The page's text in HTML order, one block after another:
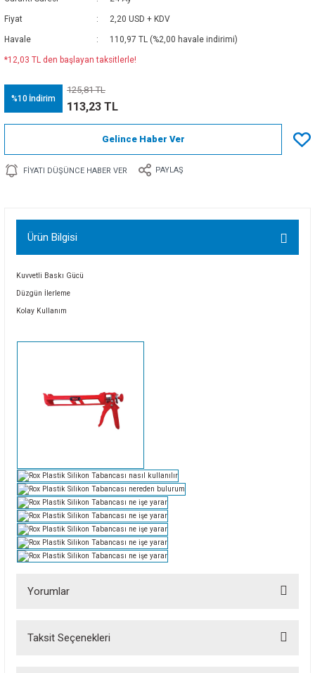
Fiyat 2,20 USD + KDV
Havale 110,97 TL (%2,00 havale indirimi)
*12,03 TL den başlayan taksitlerle!
%10 İndirim
125,81 TL
113,23 TL
Gelince Haber Ver
FIYATI DÜŞÜNCE HABER VER PAYLAŞ
Ürün Bilgisi
Kuvvetli Baskı Gücü
Düzgün İlerleme
Kolay Kullanım
Yorumlar
Taksit Seçenekleri